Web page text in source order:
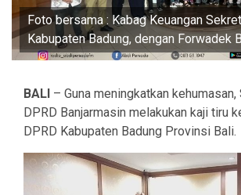
Foto bersama : Kabag Keuangan
Kabupaten Badung, dengan Forwadek
BALI – Guna meningkatkan
DPRD Banjarmasin melakukan kaji tiru
DPRD Kabupaten Badung Provinsi Bali.